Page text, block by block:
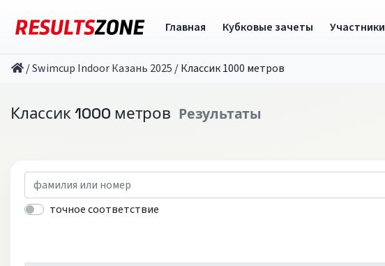
Главная Кубковые зачеты Участники
/Swimcup Indoor Казань 2025 /Классик 1000 метров
Классик 1000 метров Результаты
точное соответствие